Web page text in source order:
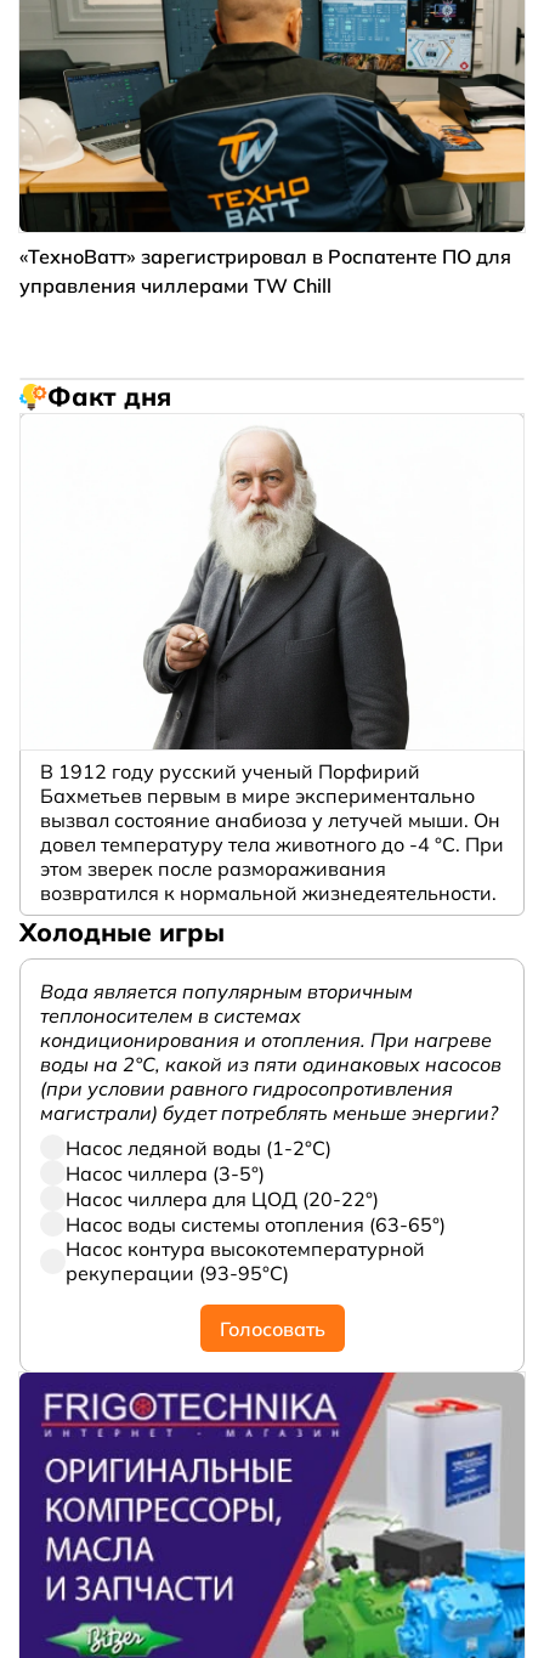
«ТехноВатт» зарегистрировал в Роспатенте ПО для
управления чиллерами TW Chill
Факт дня
В 1912 году русский ученый Порфирий
Бахметьев первым в мире экспериментально
вызвал состояние анабиоза у летучей мыши. Он
довел температуру тела животного до -4 °C. При
этом зверек после размораживания
возвратился к нормальной жизнедеятельности.
Холодные игры
Вода является популярным вторичным
теплоносителем в системах
кондиционирования и отопления. При нагреве
воды на 2°С, какой из пяти одинаковых насосов
(при условии равного гидросопротивления
магистрали) будет потреблять меньше энергии?
Насос ледяной воды (1-2°С)
Насос чиллера (3-5°)
Насос чиллера для ЦОД (20-22°)
Насос воды системы отопления (63-65°)
Насос контура высокотемпературной
рекуперации (93-95°С)
Голосовать